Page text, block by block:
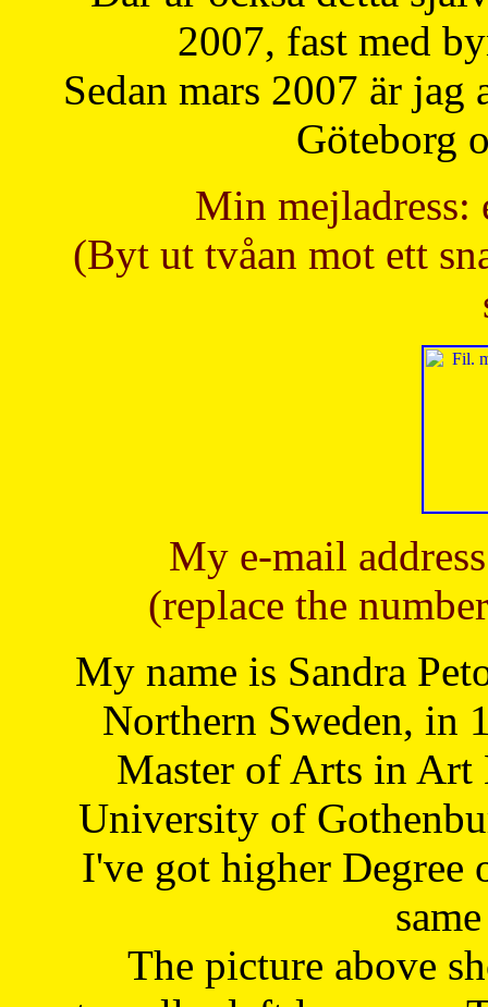
2007, fast med
Sedan mars 2007 är
Göteborg
Min mejladress:
(Byt ut tvåan mot ett
My e-mail
(replace the
My name is Sandra
Northern Sweden, in
Master of Arts in Art
University of
I've got higher Degree
The picture above